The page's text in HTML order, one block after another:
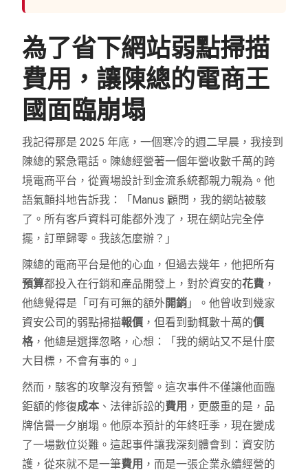
為了省下網站弱點掃描
費用，讓陳總的電商王
國面臨崩塌
我記得那是 2025 年底，一個寒冷的週二早晨，我接到
陳總的緊急電話。陳總經營著一個年營收數千萬的跨
境電商平台，從賣場設計到金流系統都親力親為。他
語氣顫抖地告訴我：「Manus 顧問，我的網站被駭
了。所有客戶資料可能都外洩了，現在網站完全停
擺，訂單歸零。我該怎麼辦？」
陳總的電商平台是他的心血，但過去幾年，他把所有
預算都投入在行銷和產品開發上，對於資安的花費 ，
他總覺得是「可有可無的額外開銷 」。他曾收到幾家
資安公司的弱點掃描報價 ，但看到動輒數十萬的價
格，他總是選擇忽略，心想：「我的網站又不是什麼
大目標，不會有事的。」
然而，駭客的攻擊沒有預警。這次事件不僅讓他面臨
鉅額的修復成本 、法律訴訟的費用 ，更嚴重的是，品
牌信譽一夕崩塌。他原本預計的年終旺季，現在變成
了一場數位災難。這起事件讓我深刻體會到：資安防
護，從來就不是一筆費用 ，而是一張企業永續經營的